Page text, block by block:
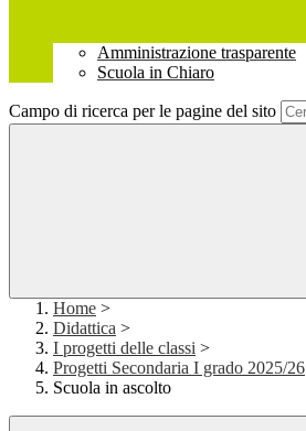
Amministrazione trasparente
Scuola in Chiaro
Campo di ricerca per le pagine del sito
Home >
Didattica >
I progetti delle classi >
Progetti Secondaria I grado 2025/26
Scuola in ascolto